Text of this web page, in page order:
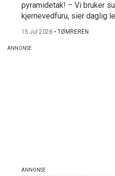
pyramidetak! – Vi bruker
kjernevedfuru, sier daglig
15 Jul 2026 • TØMREREN